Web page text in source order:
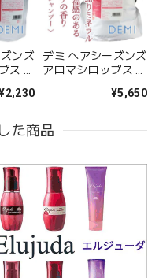
ンズ
ス ア
デミ ヘアシーズンズ
アロマシロップス ア
ャンプー 2000ml--
¥5,650
た商品